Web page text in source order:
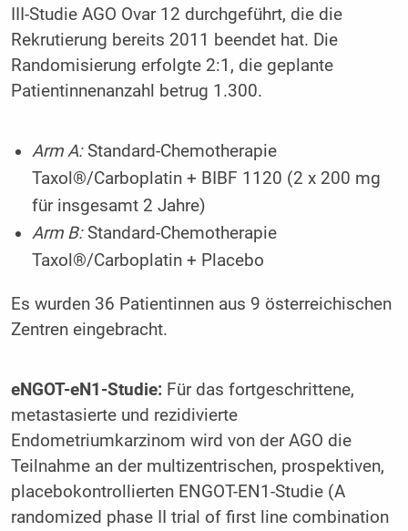
III-Studie AGO Ovar 12 durchgeführt, die die
Rekrutierung bereits 2011 beendet hat. Die
Randomisierung erfolgte 2:1, die geplante
Patientinnenanzahl betrug 1.300.
Arm A:Standard-Chemotherapie
Taxol®/Carboplatin + BIBF 1120 (2 x 200 mg
für insgesamt 2 Jahre)
Arm B:Standard-Chemotherapie
Taxol®/Carboplatin + Placebo
Es wurden 36 Patientinnen aus 9 österreichischen
Zentren eingebracht.
eNGOT-eN1-Studie: Für das fortgeschrittene,
metastasierte und rezidivierte
Endometriumkarzinom wird von der AGO die
Teilnahme an der multizentrischen, prospektiven,
placebokontrollierten ENGOT-EN1-Studie (A
randomized phase II trial of first line combination